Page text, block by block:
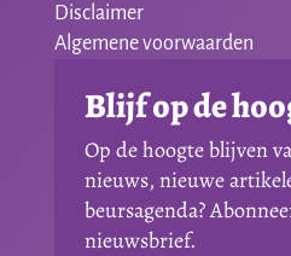
Disclaimer
Algemene voorwaarden
Blijf op de
Op de hoogte blijven
nieuws, nieuwe
beursagenda?
nieuwsbrief.